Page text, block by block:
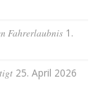
Fahrerlaubnis 1.
25. April 2026